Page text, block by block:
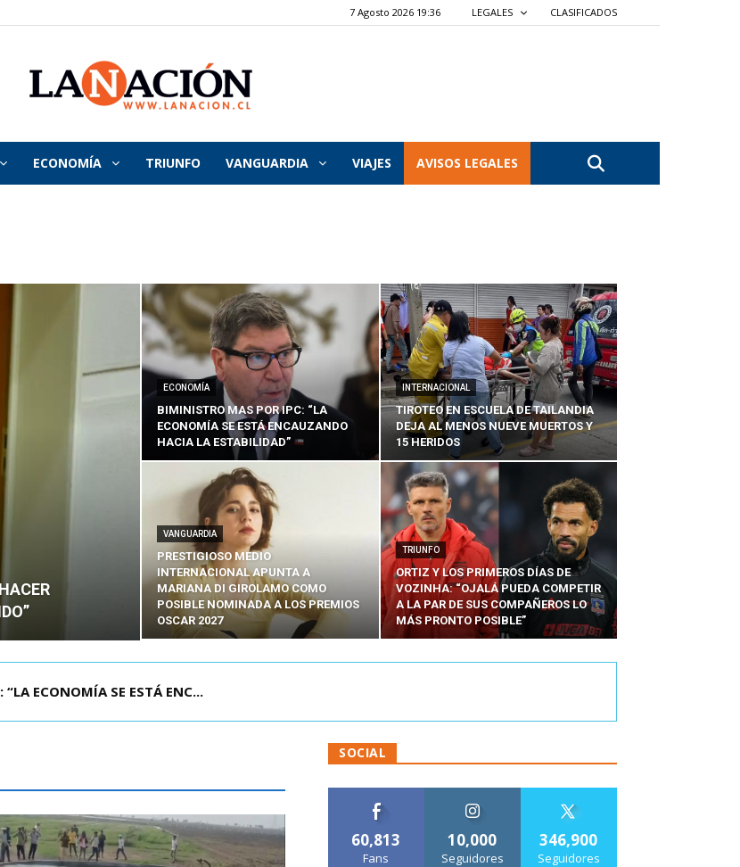
7 Agosto 2026 19:36 LEGALES CLASIFICADOS
La
Nación
ECONOMÍA TRIUNFO VANGUARDIA VIAJES AVISOS LEGALES
ECONOMÍA
BIMINISTRO MAS POR IPC: “LA
ECONOMÍA SE ESTÁ ENCAUZANDO
HACIA LA ESTABILIDAD”
INTERNACIONAL
TIROTEO EN ESCUELA DE TAILANDIA
DEJA AL MENOS NUEVE MUERTOS Y
15 HERIDOS
VANGUARDIA
PRESTIGIOSO MEDIO
INTERNACIONAL APUNTA A
MARIANA DI GIROLAMO COMO
POSIBLE NOMINADA A LOS PREMIOS
OSCAR 2027
TRIUNFO
ORTIZ Y LOS PRIMEROS DÍAS DE
VOZINHA: “OJALÁ PUEDA COMPETIR
A LA PAR DE SUS COMPAÑEROS LO
MÁS PRONTO POSIBLE”
DEJA AL MENOS NUEVE MU...
SOCIAL
60,813
Fans
10,000
Seguidores
346,900
Seguidores